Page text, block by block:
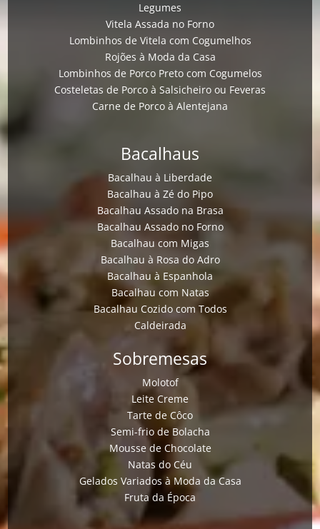
Legumes
Vitela Assada no Forno
Lombinhos de Vitela com Cogumelhos
Rojões à Moda da Casa
Lombinhos de Porco Preto com Cogumelos
Costeletas de Porco à Salsicheiro ou Feveras
Carne de Porco à Alentejana
Bacalhaus
Bacalhau à Liberdade
Bacalhau à Zé do Pipo
Bacalhau Assado na Brasa
Bacalhau Assado no Forno
Bacalhau com Migas
Bacalhau à Rosa do Adro
Bacalhau à Espanhola
Bacalhau com Natas
Bacalhau Cozido com Todos
Caldeirada
Sobremesas
Molotof
Leite Creme
Tarte de Côco
Semi-frio de Bolacha
Mousse de Chocolate
Natas do Céu
Gelados Variados à Moda da Casa
Fruta da Época